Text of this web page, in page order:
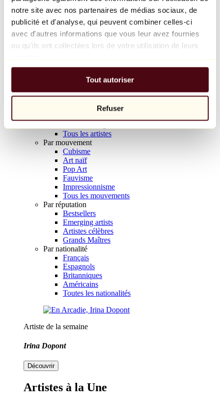
notre site avec nos partenaires de médias sociaux, de
publicité et d'analyse, qui peuvent combiner celles-ci
avec d'autres informations que vous leur avez fournies
ou qu'ils ont collectées lors de votre utilisation de leurs
Tout autoriser
Refuser
Balloon Dog (Orange)
Jeff Koons
10 000 €
Parcourir
Tous les sculpteurs
Tous les photographes
Tous les artistes
Par mouvement
Cubisme
Art naïf
Pop Art
Fauvisme
Impressionnisme
Tous les mouvements
Par réputation
Bestsellers
Emerging artists
Artistes célèbres
Grands Maîtres
Par nationalité
Français
Espagnols
Britanniques
Américains
Toutes les nationalités
Artiste de la semaine
Irina Dopont
Découvrir
Artistes à la Une